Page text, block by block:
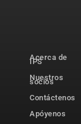
Acerca de
IPS
Nuestros
socios
Contáctenos
Apóyenos